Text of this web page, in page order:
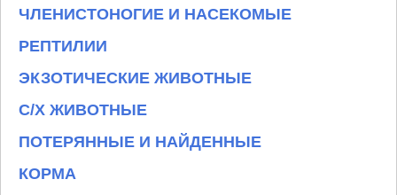
ЧЛЕНИСТОНОГИЕ И НАСЕКОМЫЕ
РЕПТИЛИИ
ЭКЗОТИЧЕСКИЕ ЖИВОТНЫЕ
С/Х ЖИВОТНЫЕ
ПОТЕРЯННЫЕ И НАЙДЕННЫЕ
КОРМА